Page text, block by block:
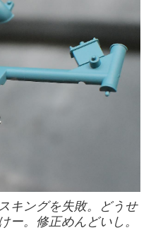
キングを失敗。どうせ
ー。修正めんどいし。